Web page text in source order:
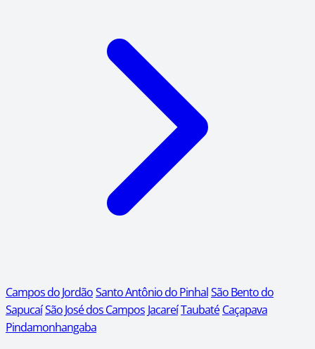
Campos do JordãoSanto Antônio do PinhalSão Bento do
SapucaíSão José dos Campos JacareíTaubaté Caçapava
Pindamonhangaba